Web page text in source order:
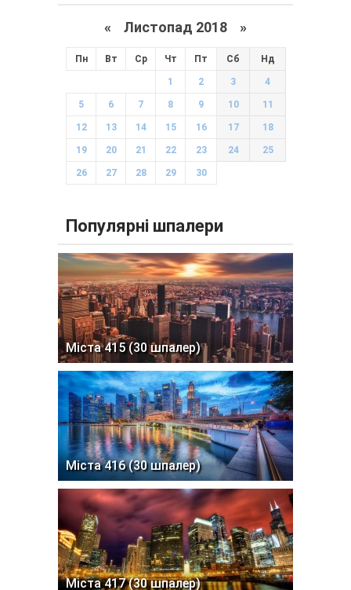
« Листопад 2018 »
Пн Вт Ср Чт Пт Сб Нд
1 2 3 4
5 6 7 8 9 10 11
12 13 14 15 16 17 18
19 20 21 22 23 24 25
26 27 28 29 30
Популярні шпалери
Міста 415 (30 шпалер)
Міста 416 (30 шпалер)
Міста 417 (30 шпалер)